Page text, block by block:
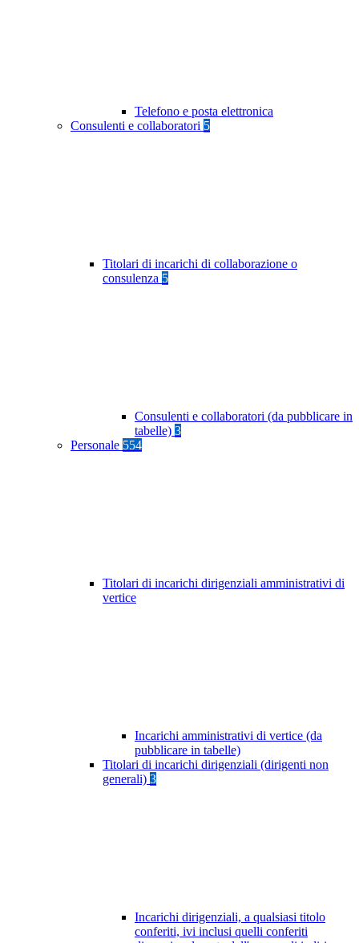
Telefono e posta elettronica
Consulenti e collaboratori 5
Titolari di incarichi di collaborazione o
consulenza 5
Consulenti e collaboratori (da pubblicare in
tabelle) 3
Personale 554
Titolari di incarichi dirigenziali amministrativi di
vertice
Incarichi amministrativi di vertice (da
pubblicare in tabelle)
Titolari di incarichi dirigenziali (dirigenti non
generali) 3
Incarichi dirigenziali, a qualsiasi titolo
conferiti, ivi inclusi quelli conferiti